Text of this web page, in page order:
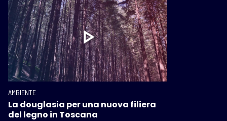
AMBIENTE
La douglasia per una nuova filiera
del legno in Toscana